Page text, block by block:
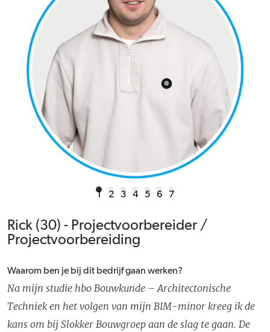
1 2 3 4 5 6 7
Rick (30) - Projectvoorbereider /
Projectvoorbereiding
Waarom ben je bij dit bedrijf gaan werken?
Na mijn studie hbo Bouwkunde – Architectonische
Techniek en het volgen van mijn BIM-minor kreeg ik de
kans om bij Slokker Bouwgroep aan de slag te gaan. De